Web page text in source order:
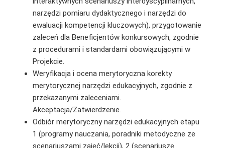
narzędzi pomiaru dydaktycznego i narzędzi do
ewaluacji kompetencji kluczowych), przygotowanie
zaleceń dla Beneficjentów konkursowych, zgodnie
z procedurami i standardami obowiązującymi w
Projekcie.
Weryfikacja i ocena merytoryczna korekty
merytorycznej narzędzi edukacyjnych, zgodnie z
przekazanymi zaleceniami.
Akceptacja/Zatwierdzenie.
Odbiór merytoryczny narzędzi edukacyjnych etapu
1 (programy nauczania, poradniki metodyczne ze
scenariuszami zajęć/lekcji), 2 (scenariusze